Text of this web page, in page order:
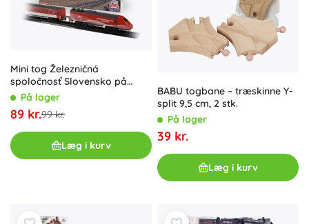
Mini tog Železničná
spoločnosť Slovensko på
batteri – startsæt med skinner
På lager
89 kr.99 kr.
Læg i kurv
BABU togbane – træskinne Y-
split 9,5 cm, 2 stk.
På lager
39 kr.
Læg i kurv